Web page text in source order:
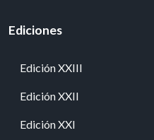
Ediciones
Edición XXIII
Edición XXII
Edición XXI